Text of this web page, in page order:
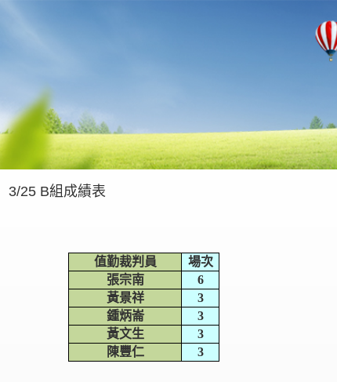
3/25 B組成績表
值勤裁判員
場次
張宗南
6
黃景祥
3
鍾炳崙
3
黃文生
3
陳豐仁
3